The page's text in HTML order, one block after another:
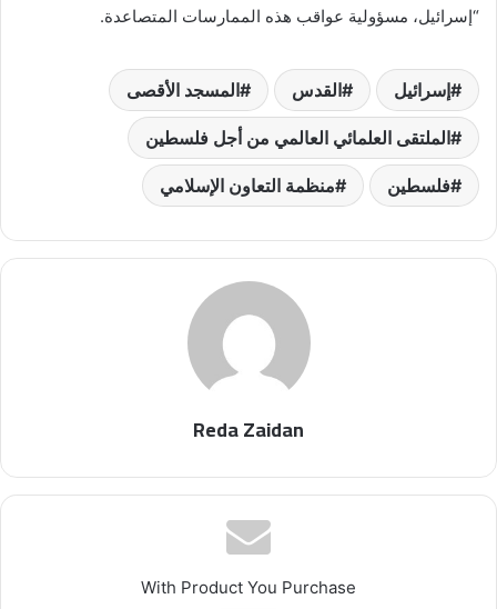
“إسرائيل، مسؤولية عواقب هذه الممارسات المتصاعدة.
إسرائيل القدس المسجد الأقصى
الملتقى العلمائي العالمي من أجل فلسطين
فلسطين منظمة التعاون الإسلامي
Reda Zaidan
With Product You Purchase